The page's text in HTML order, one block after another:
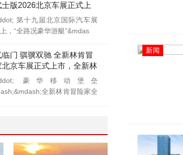
新闻
士版2026北京车展正式上
第十九届北京国际汽车展
，“全路况豪华游艇”&mdas
临门 骐骥双驰 全新林肯冒
北京车展正式上市，全新林
骥版开启预售豪华移动堡垒
全新林肯冒险家全